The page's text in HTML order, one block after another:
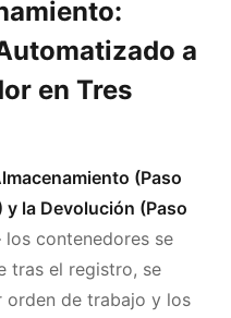
a
en Tres
(Paso
y la Devolución (Paso
contenedores se
tras el registro, se
orden de trabajo y los